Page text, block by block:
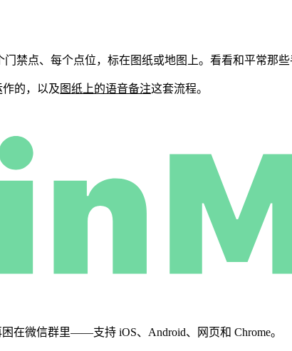
禁点、每个点位，标在图纸或地图上。看看和平常那
作的，以及 图纸上的语音备注这套流程。
在微信群里——支持 iOS、Android、网页和 Chrome。